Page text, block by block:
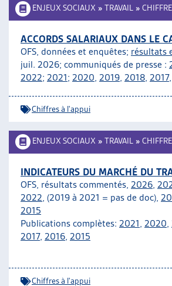
ENJEUX SOCIAUX » TRAVAIL »
ACCORDS SALARIAUX DANS LE
OFS, données et enquêtes; résultats
juil. 2026; communiqués de presse :
2022; 2021; 2020, 2019, 2018, 2017,
Chiffres à l'appui
ENJEUX SOCIAUX » TRAVAIL »
INDICATEURS DU MARCHÉ DU
OFS, résultats commentés, 2026,
2022, (2019 à 2021 = pas de doc),
2015
Publications complètes: 2021, 2020,
2017, 2016, 2015
Chiffres à l'appui